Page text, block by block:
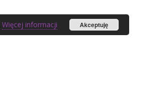
Więcej informacji Akceptuję